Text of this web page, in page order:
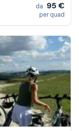
da 95 €
per quad